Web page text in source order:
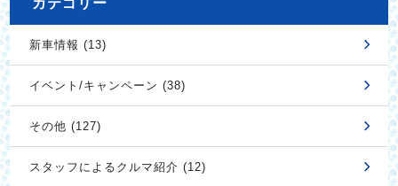
カテゴリー
新車情報 (13)
イベント/キャンペーン (38)
その他 (127)
スタッフによるクルマ紹介 (12)